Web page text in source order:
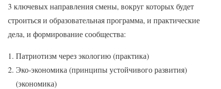
3 ключевых направления смены, вокруг которых будет
строиться и образовательная программа, и практические
дела, и формирование сообщества:
Патриотизм через экологию (практика)
Эко-экономика (принципы устойчивого развития)
(экономика)